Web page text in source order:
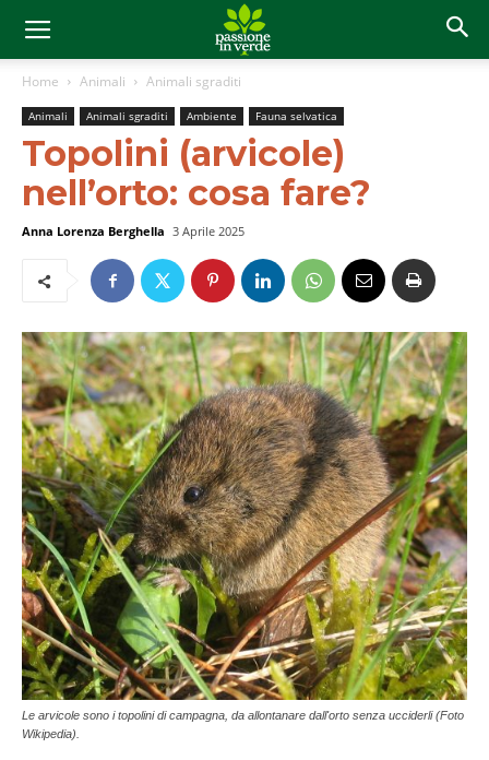
Home Animali Animali sgraditi
Animali Animali sgraditi Ambiente Fauna selvatica
Topolini (arvicole)
nell’orto: cosa fare?
Anna Lorenza Berghella 3 Aprile 2025
Le arvicole sono i topolini di campagna, da allontanare dall'orto senza ucciderli (Foto
Wikipedia).